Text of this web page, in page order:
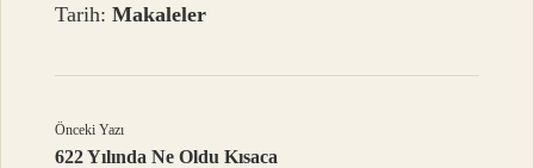
Tarih:Makaleler
Önceki Yazı
622 Yılında Ne Oldu Kısaca